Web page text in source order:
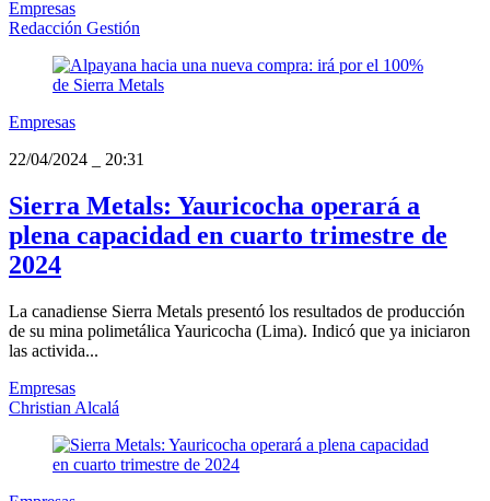
Empresas
Redacción Gestión
Empresas
22/04/2024
20:31
Sierra Metals: Yauricocha operará a
plena capacidad en cuarto trimestre de
2024
La canadiense Sierra Metals presentó los resultados de producción
de su mina polimetálica Yauricocha (Lima). Indicó que ya iniciaron
las activida...
Empresas
Christian Alcalá